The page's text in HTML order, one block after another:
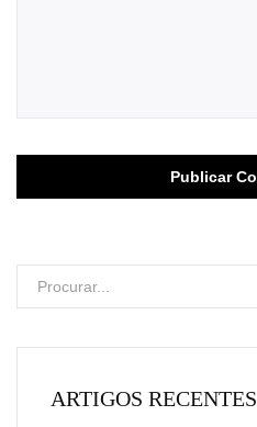
ARTIGOS RECENTES